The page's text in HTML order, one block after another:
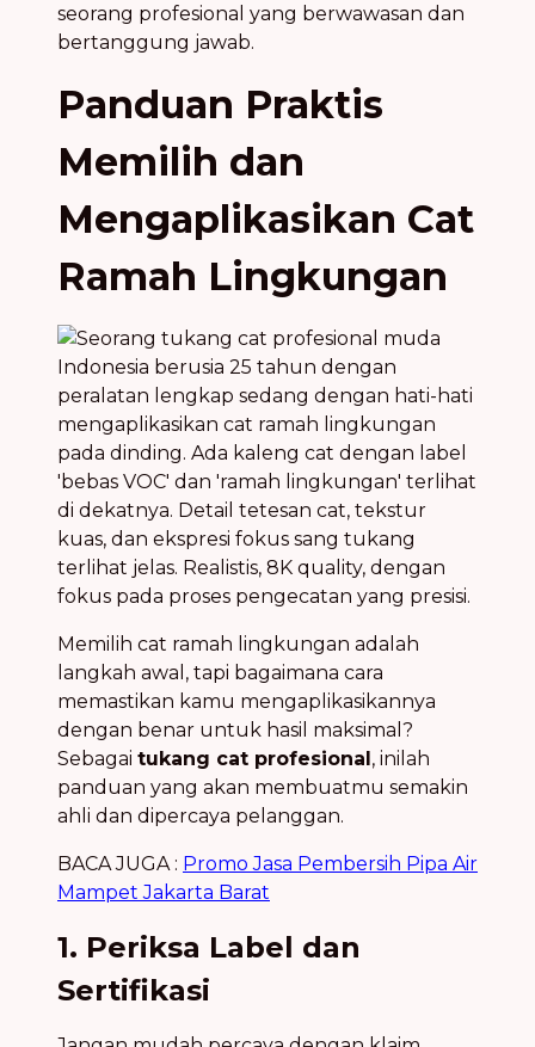
seorang profesional yang berwawasan dan
bertanggung jawab.
Panduan Praktis
Memilih dan
Mengaplikasikan Cat
Ramah Lingkungan
Memilih cat ramah lingkungan adalah
langkah awal, tapi bagaimana cara
memastikan kamu mengaplikasikannya
dengan benar untuk hasil maksimal?
Sebagai tukang cat profesional, inilah
panduan yang akan membuatmu semakin
ahli dan dipercaya pelanggan.
BACA JUGA : Promo Jasa Pembersih Pipa Air
Mampet Jakarta Barat
1. Periksa Label dan
Sertifikasi